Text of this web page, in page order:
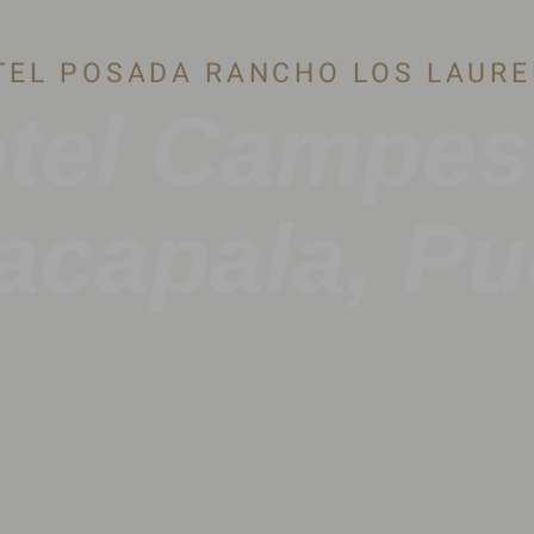
POSADA RANCHO LOS